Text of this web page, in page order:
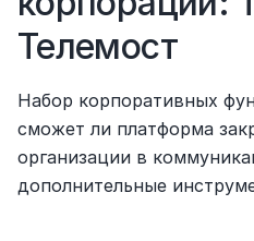
Телемост
Набор корпоративных
сможет ли платформа
организации в
дополнительные